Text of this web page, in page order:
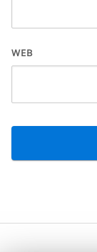
WEB